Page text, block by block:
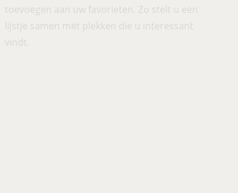
toevoegen aan uw favorieten. Zo stelt u een
lijstje samen met plekken die u interessant
vindt.